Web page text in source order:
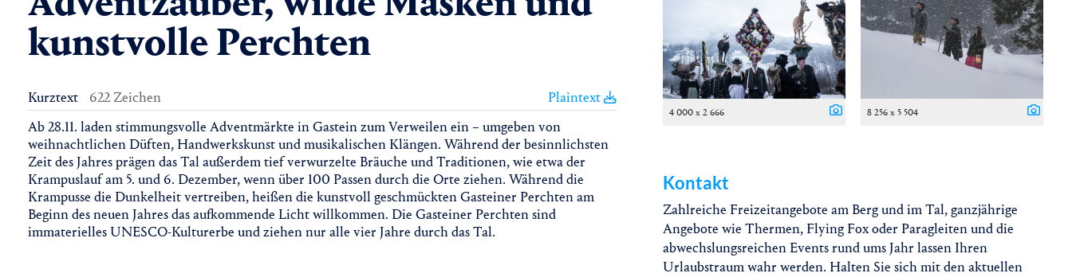
kunstvolle Perchten
Kurztext 622 Zeichen
Plaintext
Ab 28.11. laden stimmungsvolle Adventmärkte in Gastein zum Verweilen ein – umgeben von
weihnachtlichen Düften, Handwerkskunst und musikalischen Klängen. Während der besinnlichsten
Zeit des Jahres prägen das Tal außerdem tief verwurzelte Bräuche und Traditionen, wie etwa der
Krampuslauf am 5. und 6. Dezember, wenn über 100 Passen durch die Orte ziehen. Während die
Krampusse die Dunkelheit vertreiben, heißen die kunstvoll geschmückten Gasteiner Perchten am
Beginn des neuen Jahres das aufkommende Licht willkommen. Die Gasteiner Perchten sind
immaterielles UNESCO-Kulturerbe und ziehen nur alle vier Jahre durch das Tal.
4 000 x 2 666 8 256 x 5 504
Kontakt
Zahlreiche Freizeitangebote am Berg und im Tal, ganzjährige
Angebote wie Thermen, Flying Fox oder Paragleiten und die
abwechslungsreichen Events rund ums Jahr lassen Ihren
Urlaubstraum wahr werden. Halten Sie sich mit den aktuellen